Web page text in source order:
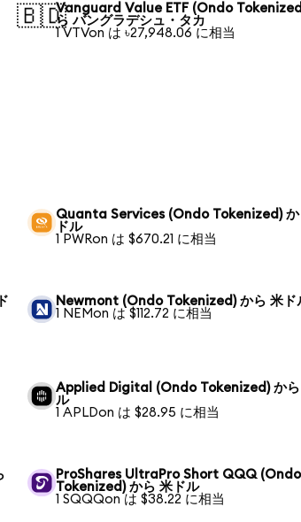
🇧🇩Vanguard Value ETF (Ondo
ら バングラデシュ・タカ
1 VTVon は ৳27,948.06 に相当
Quanta Services (Ondo Tokenized) か
ドル
1 PWRon は $670.21 に相当
Newmont (Ondo Tokenized) から 米ド
1 NEMon は $112.72 に相当
Applied Digital (Ondo Tokenized) から
ル
1 APLDon は $28.95 に相当
ProShares UltraPro Short QQQ (Ondo
Tokenized) から 米ドル
1 SQQQon は $38.22 に相当